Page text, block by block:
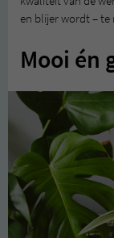
en blijer wordt – te
Mooi én